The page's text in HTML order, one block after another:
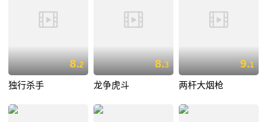
8.2
独行杀手
8.3
龙争虎斗
9.1
两杆大烟枪